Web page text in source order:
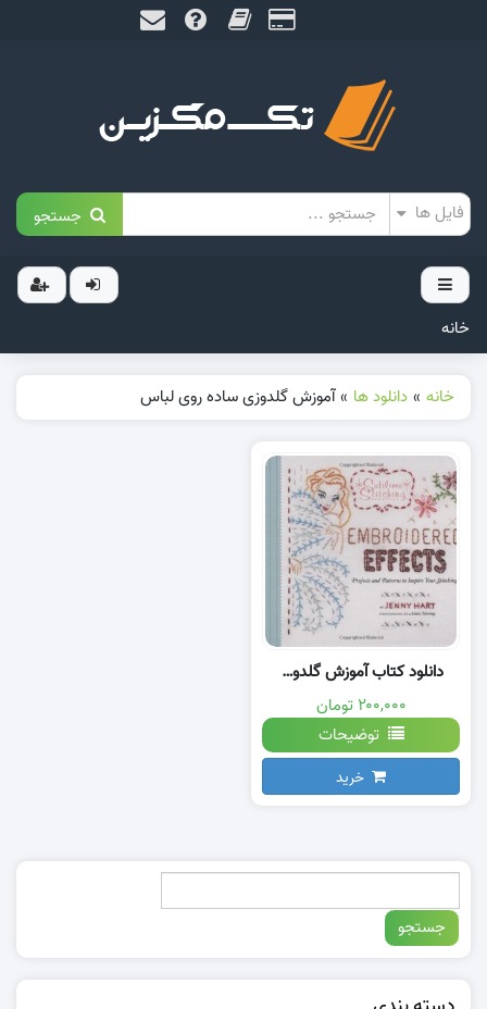
جستجو
خانه
خانه » دانلود ها » آموزش گلدوزی ساده روی لباس
دانلود کتاب آموزش گلدوزی ساده با دست
۲۰۰,۰۰۰ تومان
توضیحات
خرید